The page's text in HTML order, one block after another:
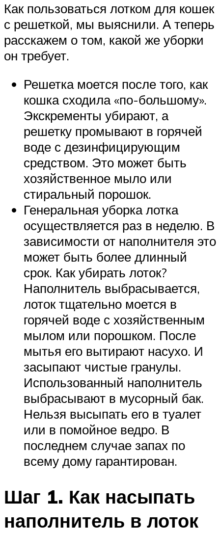
Как пользоваться лотком для кошек
с решеткой, мы выяснили. А теперь
расскажем о том, какой же уборки
он требует.
Решетка моется после того, как
кошка сходила «по-большому».
Экскременты убирают, а
решетку промывают в горячей
воде с дезинфицирующим
средством. Это может быть
хозяйственное мыло или
стиральный порошок.
Генеральная уборка лотка
осуществляется раз в неделю. В
зависимости от наполнителя это
может быть более длинный
срок. Как убирать лоток?
Наполнитель выбрасывается,
лоток тщательно моется в
горячей воде с хозяйственным
мылом или порошком. После
мытья его вытирают насухо. И
засыпают чистые гранулы.
Использованный наполнитель
выбрасывают в мусорный бак.
Нельзя высыпать его в туалет
или в помойное ведро. В
последнем случае запах по
всему дому гарантирован.
Шаг 1. Как насыпать
наполнитель в лоток